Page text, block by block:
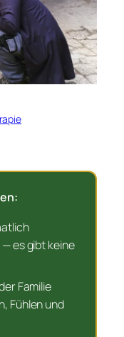
es gibt keine
Familie
Fühlen und